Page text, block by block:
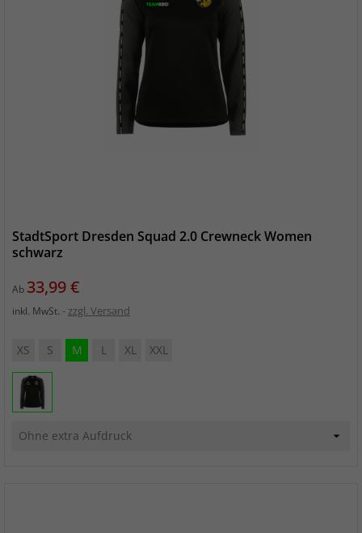
StadtSport Dresden Squad 2.0 Crewneck Women
schwarz
Ab Preis
33,99 €
inkl. MwSt. zzgl. Versand
XS S M L XL XXL